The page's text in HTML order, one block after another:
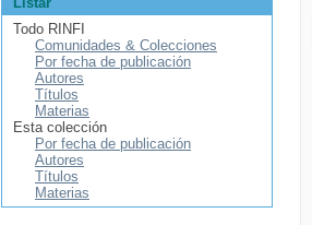
Todo RINFI
Comunidades & Colecciones
Por fecha de publicación
Autores
Títulos
Materias
Esta colección
Por fecha de publicación
Autores
Títulos
Materias